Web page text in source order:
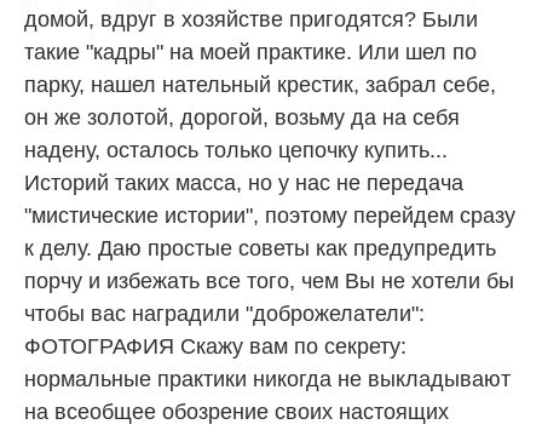
домой, вдруг в хозяйстве пригодятся? Были
такие "кадры" на моей практике. Или шел по
парку, нашел нательный крестик, забрал себе,
он же золотой, дорогой, возьму да на себя
надену, осталось только цепочку купить...
Историй таких масса, но у нас не передача
"мистические истории", поэтому перейдем сразу
к делу. Даю простые советы как предупредить
порчу и избежать все того, чем Вы не хотели бы
чтобы вас наградили "доброжелатели":
ФОТОГРАФИЯ Скажу вам по секрету:
нормальные практики никогда не выкладывают
на всеобщее обозрение своих настоящих